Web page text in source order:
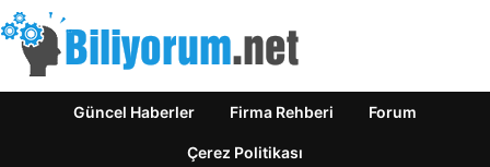
Güncel Haberler Firma Rehberi Forum
Çerez Politikası